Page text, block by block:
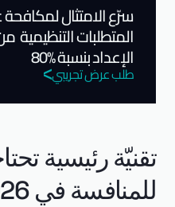
سرّع الامتثال
المتطلبات
الإعداد بنسبة %80
طلب عرض تجريبي
تقنيّة رئيسية
للمنافسة في 2026 16